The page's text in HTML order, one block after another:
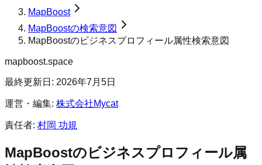
MapBoost
MapBoostの検索意図
MapBoostのビジネスプロフィール属性検索意図
mapboost.space
最終更新日: 2026年7月5日
運営・編集: 株式会社Mycat
責任者: 村岡 功規
MapBoostのビジネスプロフィール属